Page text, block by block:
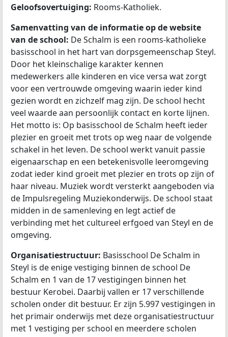
Geloofsovertuiging: Rooms-Katholiek.
Samenvatting van de informatie op de website
van de school: De Schalm is een rooms-katholieke
basisschool in het hart van dorpsgemeenschap Steyl.
Door het kleinschalige karakter kennen
medewerkers alle kinderen en vice versa wat zorgt
voor een vertrouwde omgeving waarin ieder kind
gezien wordt en zichzelf mag zijn. De school hecht
veel waarde aan persoonlijk contact en korte lijnen.
Het motto is: Op basisschool de Schalm heeft ieder
plezier en groeit met trots op weg naar de volgende
schakel in het leven. De school werkt vanuit passie
eigenaarschap en een betekenisvolle leeromgeving
zodat ieder kind groeit met plezier en trots op zijn of
haar niveau. Muziek wordt versterkt aangeboden via
de Impulsregeling Muziekonderwijs. De school staat
midden in de samenleving en legt actief de
verbinding met het cultureel erfgoed van Steyl en de
omgeving.
Organisatiestructuur: Basisschool De Schalm in
Steyl is de enige vestiging binnen de school De
Schalm en 1 van de 17 vestigingen binnen het
bestuur Kerobei. Daarbij vallen er 17 verschillende
scholen onder dit bestuur. Er zijn 5.997 vestigingen in
het primair onderwijs met deze organisatiestructuur
met 1 vestiging per school en meerdere scholen